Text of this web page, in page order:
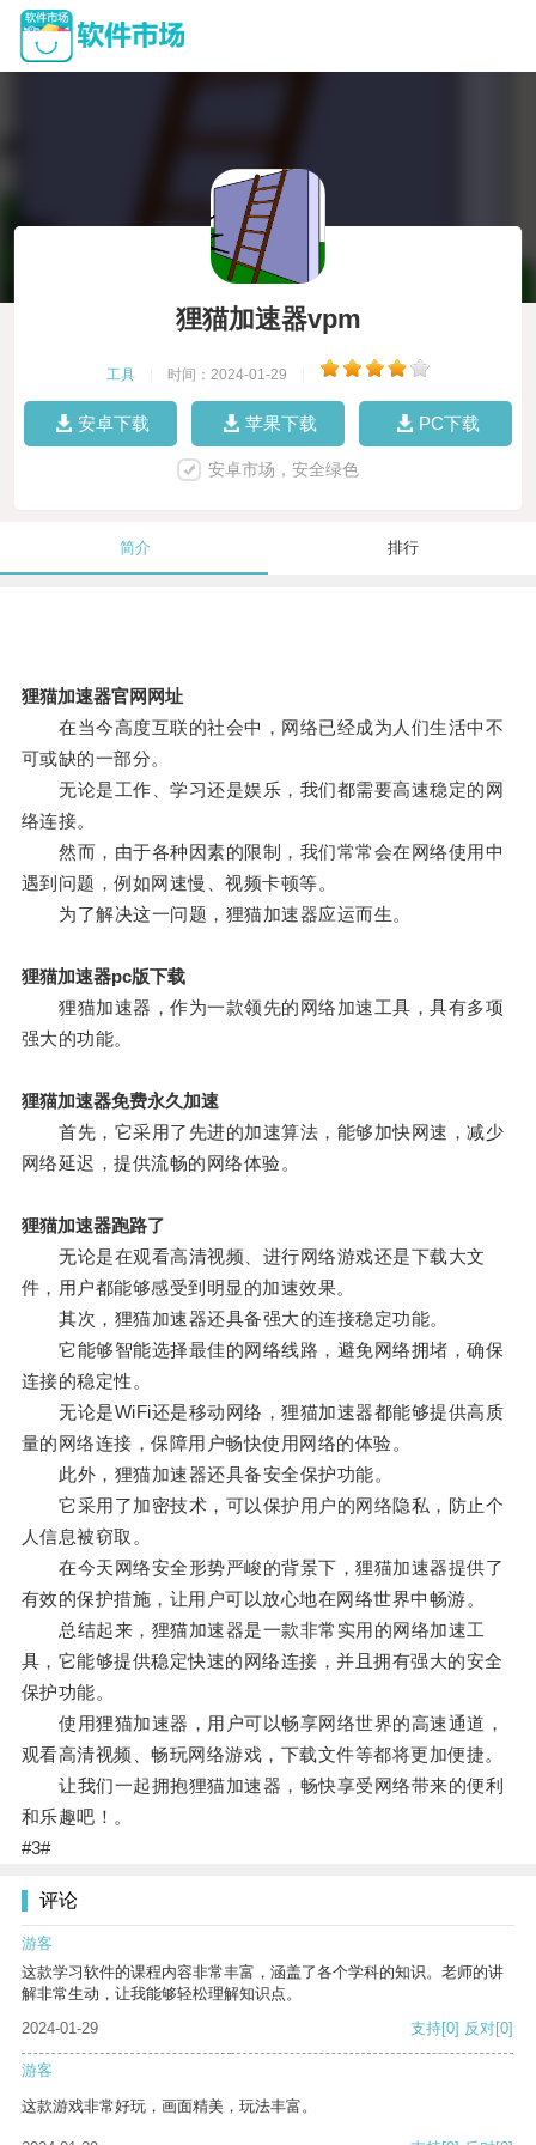
狸猫加速器vpm
工具 时间：2024-01-29
安卓下载 苹果下载 PC下载
安卓市场，安全绿色
简介 排行
狸猫加速器官网网址
在当今高度互联的社会中，网络已经成为人们生活中不
可或缺的一部分。
无论是工作、学习还是娱乐，我们都需要高速稳定的网
络连接。
然而，由于各种因素的限制，我们常常会在网络使用中
遇到问题，例如网速慢、视频卡顿等。
为了解决这一问题，狸猫加速器应运而生。
狸猫加速器pc版下载
狸猫加速器，作为一款领先的网络加速工具，具有多项
强大的功能。
狸猫加速器免费永久加速
首先，它采用了先进的加速算法，能够加快网速，减少
网络延迟，提供流畅的网络体验。
狸猫加速器跑路了
无论是在观看高清视频、进行网络游戏还是下载大文
件，用户都能够感受到明显的加速效果。
其次，狸猫加速器还具备强大的连接稳定功能。
它能够智能选择最佳的网络线路，避免网络拥堵，确保
连接的稳定性。
无论是WiFi还是移动网络，狸猫加速器都能够提供高质
量的网络连接，保障用户畅快使用网络的体验。
此外，狸猫加速器还具备安全保护功能。
它采用了加密技术，可以保护用户的网络隐私，防止个
人信息被窃取。
在今天网络安全形势严峻的背景下，狸猫加速器提供了
有效的保护措施，让用户可以放心地在网络世界中畅游。
总结起来，狸猫加速器是一款非常实用的网络加速工
具，它能够提供稳定快速的网络连接，并且拥有强大的安全
保护功能。
使用狸猫加速器，用户可以畅享网络世界的高速通道，
观看高清视频、畅玩网络游戏，下载文件等都将更加便捷。
让我们一起拥抱狸猫加速器，畅快享受网络带来的便利
和乐趣吧！。
#3#
评论
游客
这款学习软件的课程内容非常丰富，涵盖了各个学科的知识。老师的讲
解非常生动，让我能够轻松理解知识点。
2024-01-29
支持[0] 反对[0]
游客
这款游戏非常好玩，画面精美，玩法丰富。